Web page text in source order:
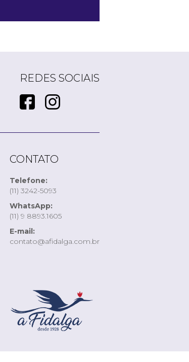
REDES SOCIAIS
CONTATO
Telefone:
(11) 3242-5093
WhatsApp:
(11) 9 8893.1605
E-mail:
contato@afidalga.com.br